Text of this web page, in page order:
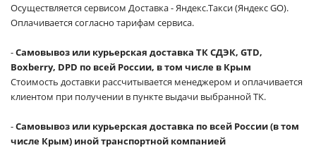
Осуществляется сервисом Доставка - Яндекс.Такси (Яндекс GO).
Оплачивается согласно тарифам сервиса.
-Самовывоз или курьерская доставка ТК СДЭК, GTD,
Boxberry, DPD по всей России, в том числе в Крым
Стоимость доставки рассчитывается менеджером и оплачивается
клиентом при получении в пункте выдачи выбранной ТК.
-Самовывоз или курьерская доставка по всей России (в том
числе Крым) иной транспортной компанией